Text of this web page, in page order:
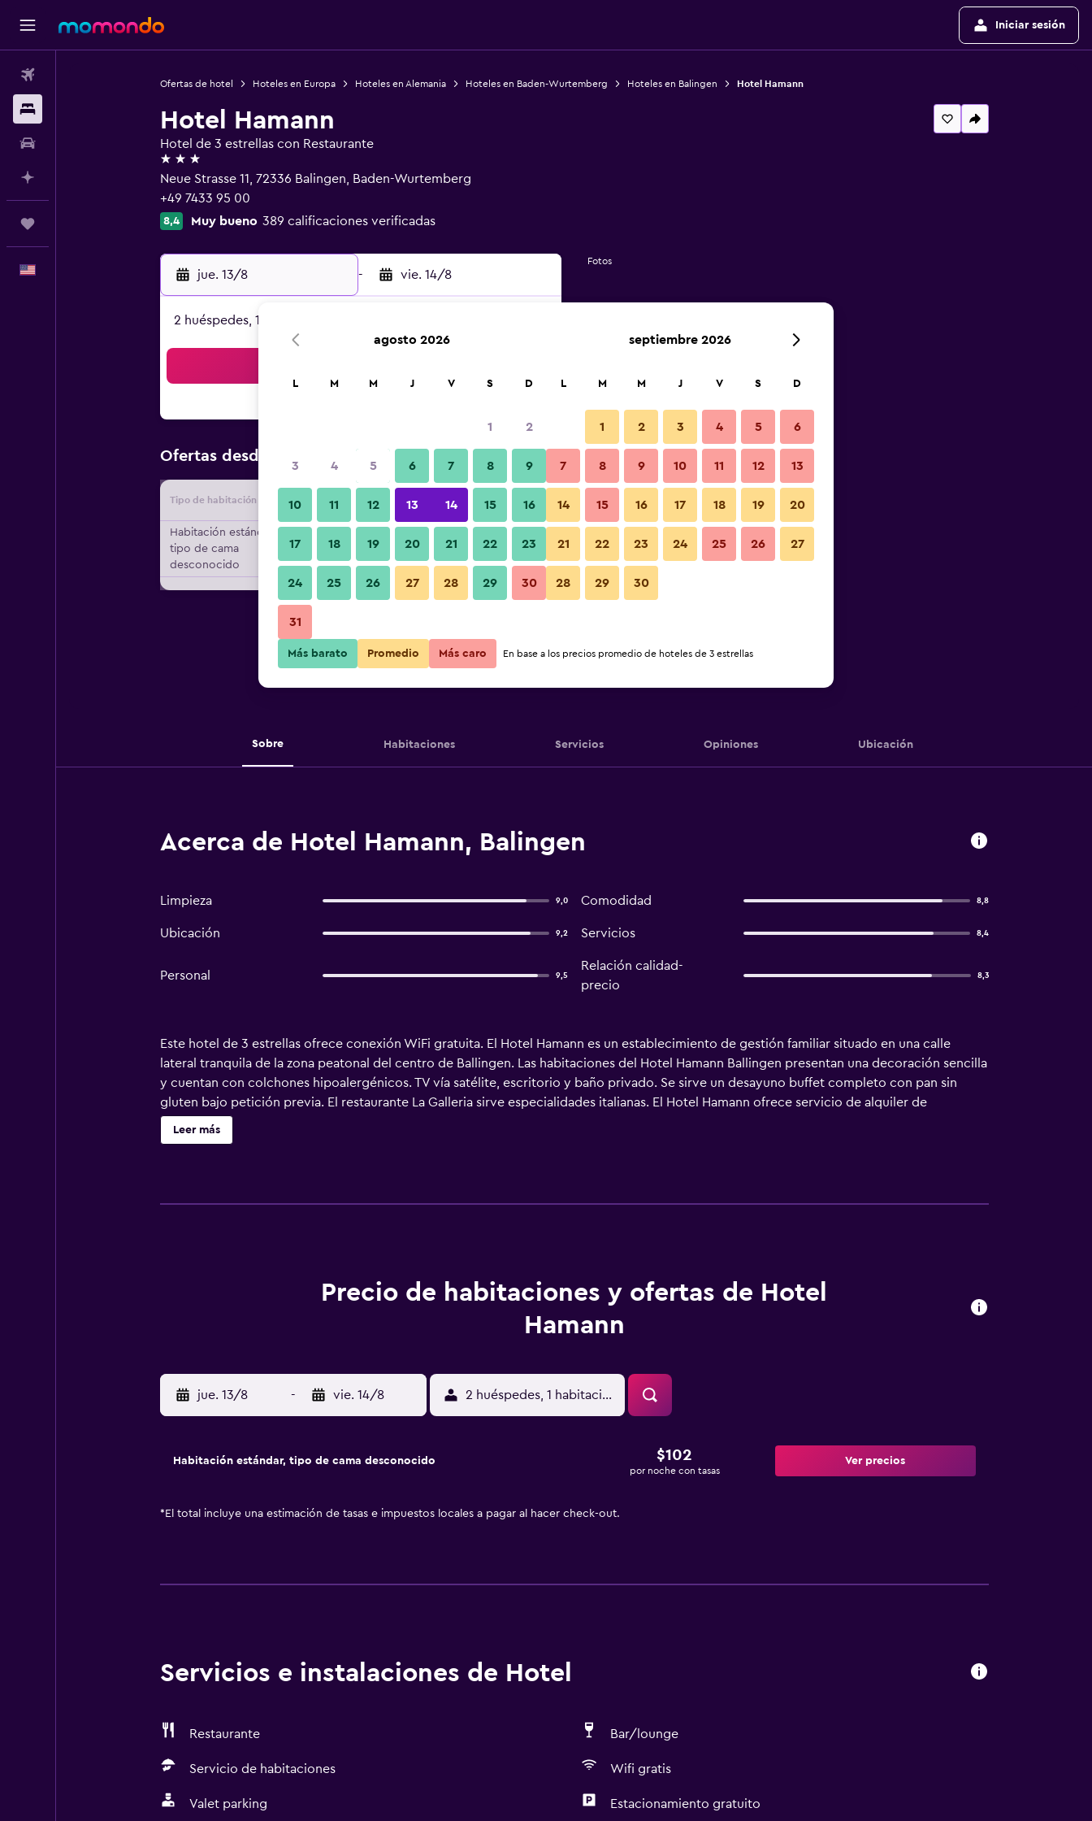
Iniciar sesión
Ofertas de hotel Hoteles en Europa Hoteles en Alemania Hoteles en Baden-Wurtemberg Hoteles en Balingen Hotel Hamann
Hotel Hamann
Hotel de 3 estrellas con Restaurante
3 estrellas
Neue Strasse 11, 72336 Balingen, Baden-Wurtemberg
+49 7433 95 00
8,4 Muy bueno 389 calificaciones verificadas
jue. 13/8 - vie. 14/8
2 huéspedes, 1 habitación
Ofertas desde Oferta más barata de precio por noche
Tipo de habitación Proveedor Total noche
Habitación estándar,
tipo de cama
desconocido
$102 Ver oferta
Fotos
Sobre Habitaciones Servicios Opiniones Ubicación
Acerca de Hotel Hamann, Balingen
Limpieza 9,0 Comodidad 8,8
Ubicación 9,2 Servicios 8,4
Personal 9,5
Relación calidad-
precio
8,3
Este hotel de 3 estrellas ofrece conexión WiFi gratuita. El Hotel Hamann es un establecimiento de gestión familiar situado en una calle
lateral tranquila de la zona peatonal del centro de Ballingen. Las habitaciones del Hotel Hamann Ballingen presentan una decoración sencilla
y cuentan con colchones hipoalergénicos. TV vía satélite, escritorio y baño privado. Se sirve un desayuno buffet completo con pan sin
gluten bajo petición previa. El restaurante La Galleria sirve especialidades italianas. El Hotel Hamann ofrece servicio de alquiler de
bicicletas. Este establecimiento es un punto de partida ideal para practicar senderismo y ciclismo en la campiña de Jura de Suabia de los
alrededores. Hay aparcamiento gratuito. La estación de tren de Ballingen se encuentra a 5 minutos a pie.
Leer más
Precio de habitaciones y ofertas de Hotel
Hamann
jue. 13/8 - vie. 14/8 2 huéspedes, 1 habitación
Habitación estándar, tipo de cama desconocido $102
por noche con tasas
Ver precios
* El total incluye una estimación de tasas e impuestos locales a pagar al hacer check-out.
Servicios e instalaciones de Hotel
Restaurante Bar/lounge
Servicio de habitaciones Wifi gratis
Valet parking Estacionamiento gratuito
agosto 2026
L M M J V S D
1 2
3 4 5 6 7 8 9
10 11 12 13 14 15 16
17 18 19 20 21 22 23
24 25 26 27 28 29 30
31
septiembre 2026
L M M J V S D
1 2 3 4 5 6
7 8 9 10 11 12 13
14 15 16 17 18 19 20
21 22 23 24 25 26 27
28 29 30
Más barato Promedio Más caro En base a los precios promedio de hoteles de 3 estrellas